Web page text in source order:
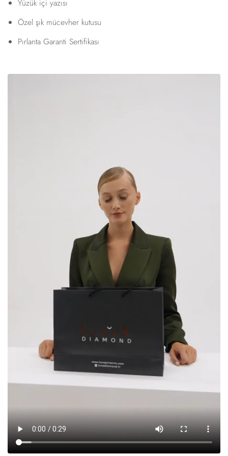
Yüzük içi yazısı
Özel şık mücevher kutusu
Pırlanta Garanti Sertifikası